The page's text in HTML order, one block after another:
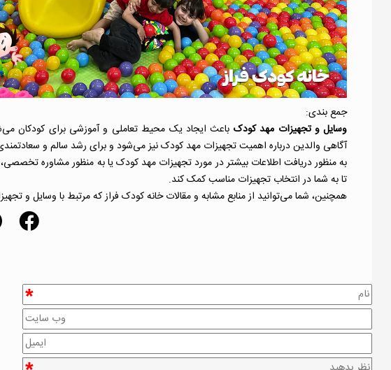
جمع بندی:
وسایل و تجهیزات مهد کودک باعث ایجاد یک محیط تعاملی و آموزشی برای کودکان
آگاهی والدین درباره اهمیت تجهیزات مهد کودک نیز می‌شود و برای رشد سالم و
به منظور دریافت اطلاعات بیشتر در مورد تجهیزات مهد کودک یا به منظور مشاوره
تا به شما در انتخاب تجهیزات مناسب کمک کند.
همچنین، شما می‌توانید از منابع مشابه و مقالات خانه کودک فرازکه مرتبط با وسایل و
*